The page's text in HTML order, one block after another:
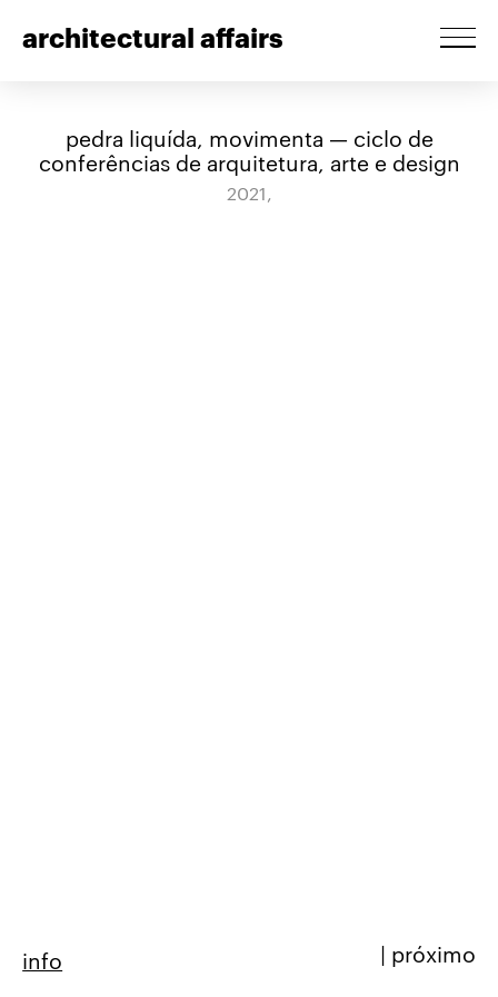
architectural affairs
pedra liquída, movimenta — ciclo de
conferências de arquitetura, arte e design
2021,
próximo
info